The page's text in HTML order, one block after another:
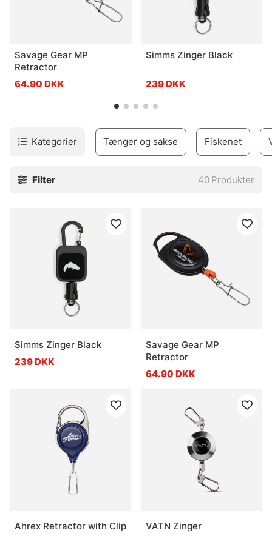
Savage Gear MP
Retractor
64.90 DKK
Simms Zinger Black
239 DKK
Kategorier Tænger og sakse Fiskenet
Filter 40 Produkter
Simms Zinger Black
239 DKK
Savage Gear MP
Retractor
64.90 DKK
Ahrex Retractor with Clip
VATN Zinger